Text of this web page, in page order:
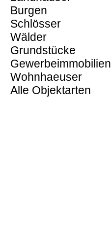
Burgen
Schlösser
Wälder
Grundstücke
Gewerbeimmobilien
Wohnhaeuser
Alle Objektarten